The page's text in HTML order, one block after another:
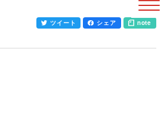
ツイート シェア note